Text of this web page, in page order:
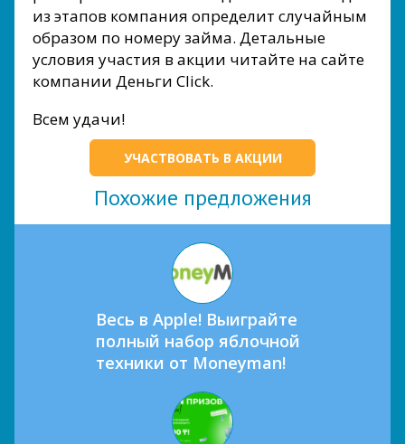
из этапов компания определит случайным
образом по номеру займа. Детальные
условия участия в акции читайте на сайте
компании Деньги Сlick.
Всем удачи!
УЧАСТВОВАТЬ В АКЦИИ
Похожие предложения
Весь в Apple! Выиграйте
полный набор яблочной
техники от Moneyman!